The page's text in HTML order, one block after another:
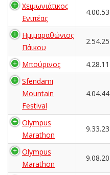
Χειμωνιάτικος
Ενιπέας
4.00.53
Ημιμαραθώνιος
Πάικου
2.54.25
Μπούρινος 4.28.11
Sfendami
Mountain
Festival
4.04.44
Olympus
Marathon
9.33.23
Olympus
Marathon
9.08.20